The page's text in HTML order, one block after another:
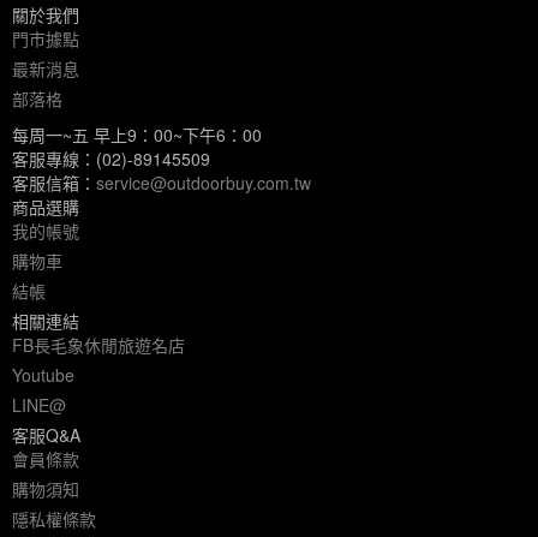
關於我們
門市據點
最新消息
部落格
每周一~五 早上9：00~下午6：00
客服專線：(02)-89145509
客服信箱： service@outdoorbuy.com.tw
商品選購
我的帳號
購物車
結帳
相關連結
FB長毛象休閒旅遊名店
Youtube
LINE@
客服Q&A
會員條款
購物須知
隱私權條款